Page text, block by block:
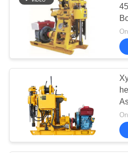
SHOW
ONGEVEER
FABRIEKSREIS
Leverancier.
International
Reserved.